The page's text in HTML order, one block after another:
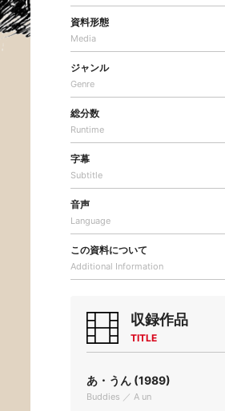
資料形態
Media
ジャンル
Genre
総分数
Runtime
字幕
Subtitle
音声
Language
この資料について
Additional Information
収録作品
TITLE
あ・うん (1989)
Buddies ／ A un